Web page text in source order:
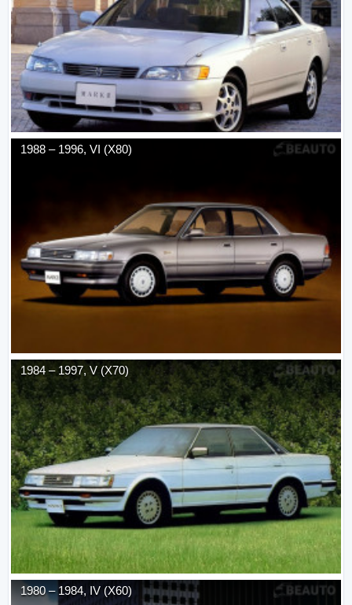
1988 – 1996, VI (X80)
1984 – 1997,V (X70)
1980– 1984, IV (X60)